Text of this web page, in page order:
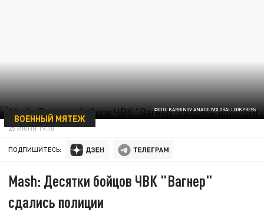
ФОТО: KARBINOV ANATOLY/GLOBALLOOKPRESS
ВОЕННЫЙ МЯТЕЖ
25 ИЮНЯ 19:10
ПОДПИШИТЕСЬ:
Mash: Десятки бойцов ЧВК "Вагнер"
сдались полиции